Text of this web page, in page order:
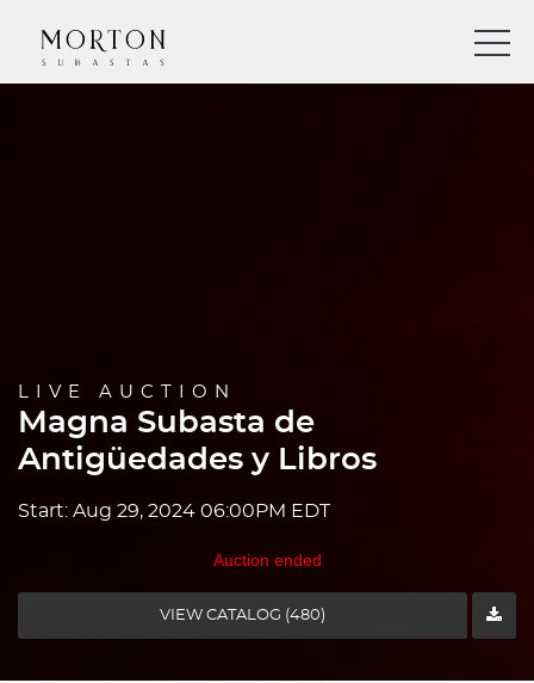
LIVE AUCTION
Magna Subasta de
Antigüedades y Libros
Start: Aug 29, 2024 06:00PM EDT
Auction ended
VIEW CATALOG (480)